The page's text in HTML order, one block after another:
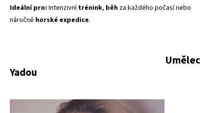
Ideální pro: Intenzivnítrénink, běh za každého počasí nebo
náročné horské expedice.
Umělec
Yadou